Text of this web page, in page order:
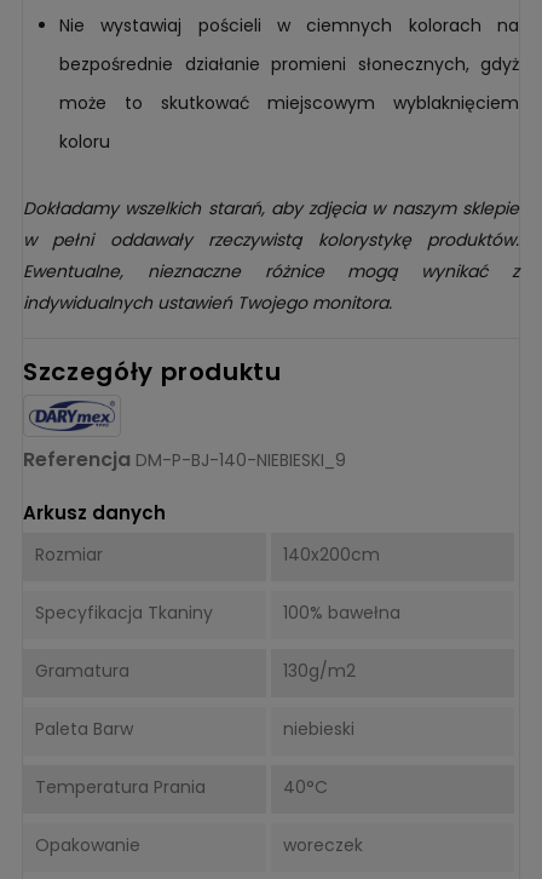
Nie wystawiaj pościeli w ciemnych kolorach na
bezpośrednie działanie promieni słonecznych, gdyż
może to skutkować miejscowym wyblaknięciem
koloru
Dokładamy wszelkich starań, aby zdjęcia w naszym sklepie
w pełni oddawały rzeczywistą kolorystykę produktów.
Ewentualne, nieznaczne różnice mogą wynikać z
indywidualnych ustawień Twojego monitora.
Szczegóły produktu
Referencja DM-P-BJ-140-NIEBIESKI_9
Arkusz danych
Rozmiar 140x200cm
Specyfikacja Tkaniny 100% bawełna
Gramatura 130g/m2
Paleta Barw niebieski
Temperatura Prania 40°C
Opakowanie woreczek